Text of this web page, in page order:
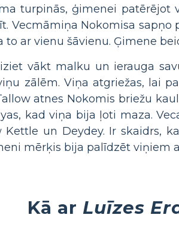
turpinās, ģimenei patērējot
Vecmāmiņa Nokomisa
to ar vienu šāvienu. Ģimene
vākt malku un ierauga
zālēm. Viņa atgriežas, lai
atnes Nokomis briežu
kad viņa bija ļoti maza.
Kettle un Deydey. Ir skaidrs,
mērķis bija palīdzēt viņiem
Kā ar Luīzes